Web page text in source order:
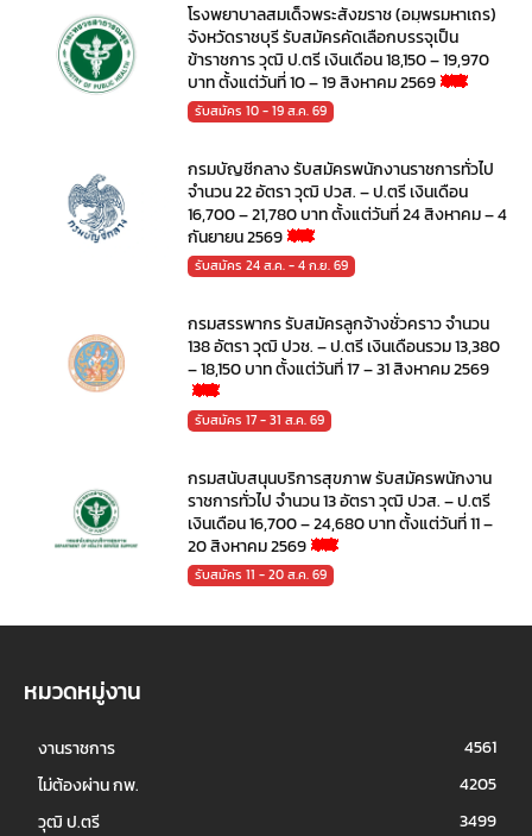
โรงพยาบาลสมเด็จพระสังฆราช (อมฺพรมหาเถร)
จังหวัดราชบุรี รับสมัครคัดเลือกบรรจุเป็น
ข้าราชการ วุฒิ ป.ตรี เงินเดือน 18,150 – 19,970
บาท ตั้งแต่วันที่ 10 – 19 สิงหาคม 2569
รับสมัคร 10 - 19 ส.ค. 69
กรมบัญชีกลาง รับสมัครพนักงานราชการทั่วไป
จำนวน 22 อัตรา วุฒิ ปวส. – ป.ตรี เงินเดือน
16,700 – 21,780 บาท ตั้งแต่วันที่ 24 สิงหาคม – 4
กันยายน 2569
รับสมัคร 24 ส.ค. - 4 ก.ย. 69
กรมสรรพากร รับสมัครลูกจ้างชั่วคราว จำนวน
138 อัตรา วุฒิ ปวช. – ป.ตรี เงินเดือนรวม 13,380
– 18,150 บาท ตั้งแต่วันที่ 17 – 31 สิงหาคม 2569
รับสมัคร 17 - 31 ส.ค. 69
กรมสนับสนุนบริการสุขภาพ รับสมัครพนักงาน
ราชการทั่วไป จำนวน 13 อัตรา วุฒิ ปวส. – ป.ตรี
เงินเดือน 16,700 – 24,680 บาท ตั้งแต่วันที่ 11 –
20 สิงหาคม 2569
รับสมัคร 11 - 20 ส.ค. 69
หมวดหมู่งาน
งานราชการ
4561
ไม่ต้องผ่าน กพ.
4205
วุฒิ ป.ตรี
3499